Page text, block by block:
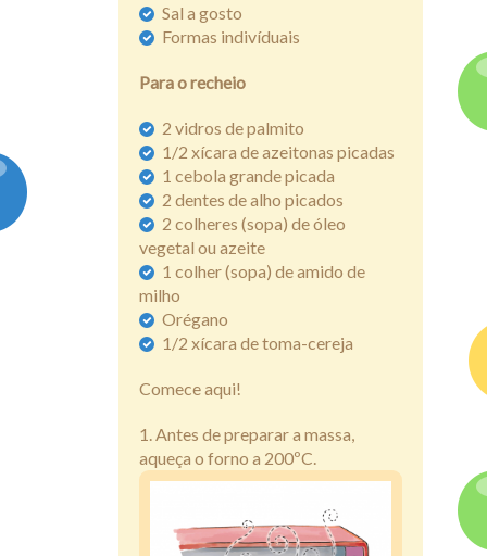
Sal a gosto
Formas indivíduais
Para o recheio
2 vidros de palmito
1/2 xícara de azeitonas picadas
1 cebola grande picada
2 dentes de alho picados
2 colheres (sopa) de óleo
vegetal ou azeite
1 colher (sopa) de amido de
milho
Orégano
1/2 xícara de toma-cereja
Comece aqui!
1. Antes de preparar a massa,
aqueça o forno a 200ºC.